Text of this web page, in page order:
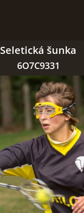
© 2026 eStránky.cz |RSS
Seletická šunka
6O7C9331